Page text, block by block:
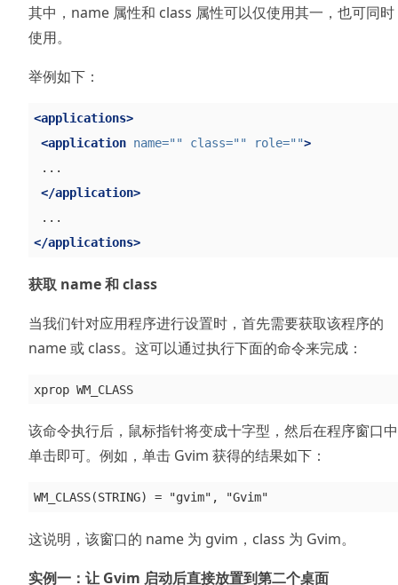
其中，name 属性和 class 属性可以仅使用其一，也可同时
使用。
举例如下：
<applications>
<application name="" class="" role="">
...
</application>
</applications>
获取 name 和 class
当我们针对应用程序进行设置时，首先需要获取该程序的
name 或 class。这可以通过执行下面的命令来完成：
xprop WM_CLASS
该命令执行后，鼠标指针将变成十字型，然后在程序窗口中
单击即可。例如，单击 Gvim 获得的结果如下：
这说明，该窗口的 name 为 gvim，class 为 Gvim。
实例一：让 Gvim 启动后直接放置到第二个桌面